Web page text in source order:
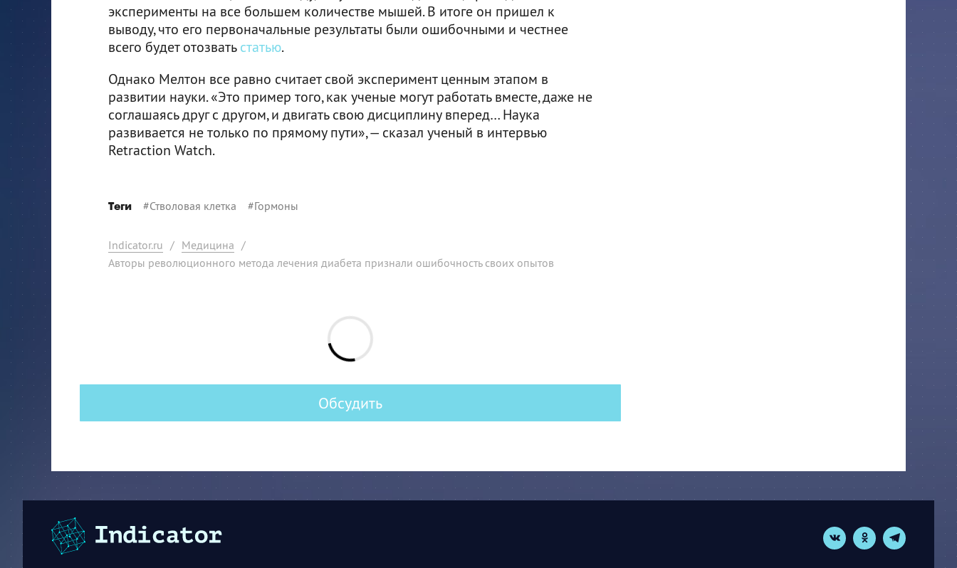
эксперименты на все большем количестве мышей. В итоге он пришел к
выводу, что его первоначальные результаты были ошибочными и честнее
всего будет отозвать статью.
Однако Мелтон все равно считает свой эксперимент ценным этапом в
развитии науки. «Это пример того, как ученые могут работать вместе, даже не
соглашаясь друг с другом, и двигать свою дисциплину вперед… Наука
развивается не только по прямому пути», — сказал ученый в интервью
Retraction Watch.
Теги #Стволовая клетка #Гормоны
Indicator.ru / Медицина /
Авторы революционного метода лечения диабета признали ошибочность своих опытов
Обсудить